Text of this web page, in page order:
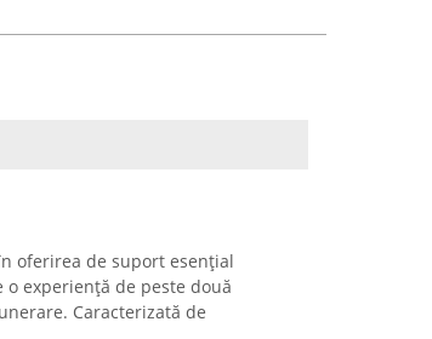
oferirea de suport esențial
experiență de peste două
Caracterizată de